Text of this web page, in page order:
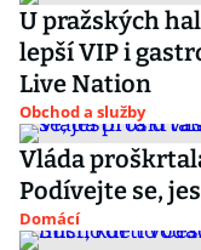
U pražských
lepší VIP i
Live Nation
Obchod a služby
Vláda
Podívejte se,
Domácí